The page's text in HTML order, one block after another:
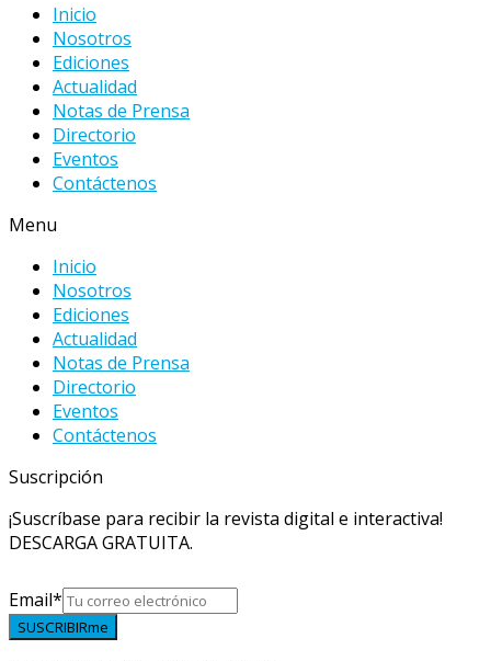
Inicio
Nosotros
Ediciones
Actualidad
Notas de Prensa
Directorio
Eventos
Contáctenos
Menu
Inicio
Nosotros
Ediciones
Actualidad
Notas de Prensa
Directorio
Eventos
Contáctenos
Suscripción
¡Suscríbase para recibir la revista digital e interactiva!
DESCARGA GRATUITA.
Email*
SUSCRIBIRme